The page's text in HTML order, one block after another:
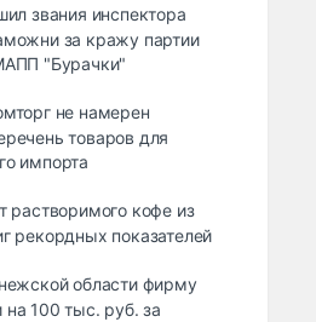
звания инспектора
за кражу партии
"Бурачки"
не намерен
товаров для
импорта
растворимого кофе из
рекордных показателей
области фирму
100 тыс. руб. за